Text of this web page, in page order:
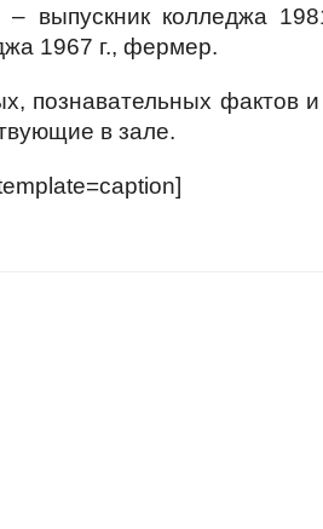
– выпускник колледжа
1967 г., фермер.
познавательных фактов
в зале.